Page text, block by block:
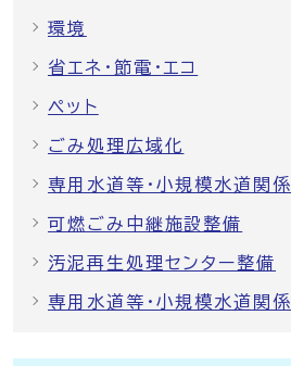
環境
省エネ・節電・エコ
ペット
ごみ処理広域化
専用水道等・小規模水道関係
可燃ごみ中継施設整備
汚泥再生処理センター整備
専用水道等・小規模水道関係